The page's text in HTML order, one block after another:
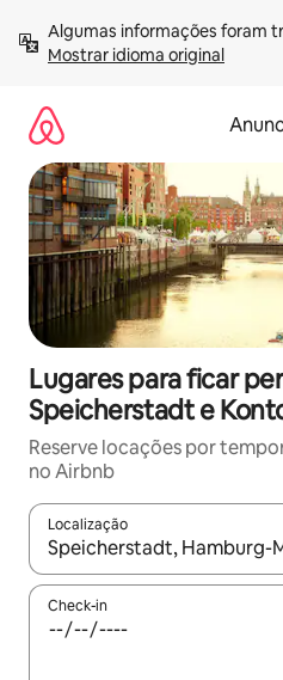
para
Mostrar idioma original
Lugares para ficar
Speicherstadt e
Reserve locações por
no Airbnb
Localização
Quando os resultados
Check-in